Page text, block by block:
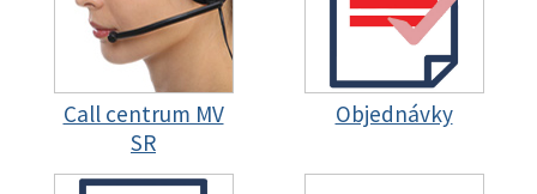
Call centrum MV
SR
Objednávky